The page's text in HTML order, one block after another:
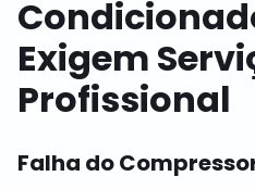
Exigem
Profissional
Falha do